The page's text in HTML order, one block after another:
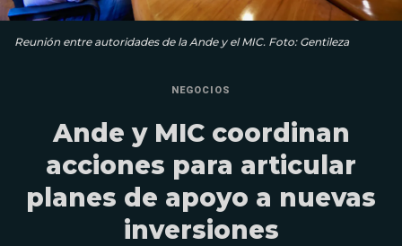
Reunión entre autoridades de la Ande y el MIC. Foto: Gentileza
NEGOCIOS
Ande y MIC coordinan
acciones para articular
planes de apoyo a nuevas
inversiones